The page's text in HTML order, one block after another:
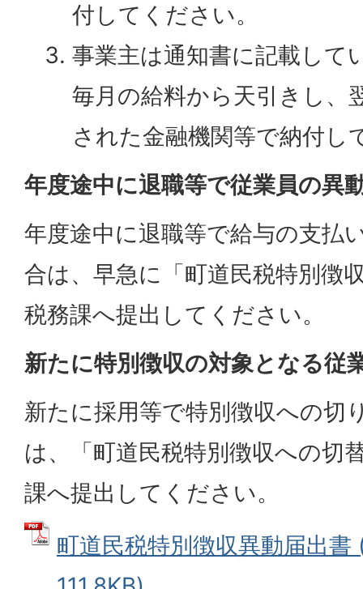
付してください。
事業主は通知書に記載して
毎月の給料から天引きし、
された金融機関等で納付し
年度途中に退職等で従業員の異
年度途中に退職等で給与の支払
合は、早急に「町道民税特別徴
税務課へ提出してください。
新たに特別徴収の対象となる従
新たに採用等で特別徴収への切
は、「町道民税特別徴収への切
課へ提出してください。
町道民税特別徴収異動届出書